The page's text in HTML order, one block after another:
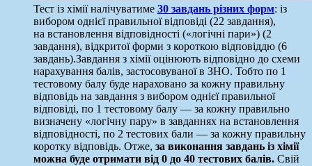
Тест із хімії налічуватиме 30 завдань різних форм: із
вибором однієї правильної відповіді (22 завдання),
на встановлення відповідності («логічні пари») (2
завдання), відкритої форми з короткою відповіддю (6
завдань).Завдання з хімії оцінюють відповідно до схеми
нарахування балів, застосовуваної в ЗНО. Тобто по 1
тестовому балу буде нараховано за кожну правильну
відповідь на завдання з вибором однієї правильної
відповіді, по 1 тестовому балу — за кожну правильно
визначену «логічну пару» в завданнях на встановлення
відповідності, по 2 тестових бали — за кожну правильну
коротку відповідь. Отже, за виконання завдань із хімії
можна буде отримати від 0 до 40 тестових балів. Свій